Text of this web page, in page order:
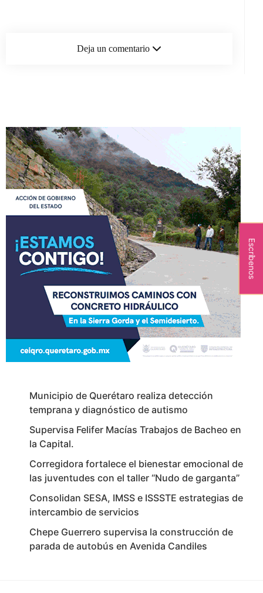
Deja un comentario
Municipio de Querétaro realiza detección
temprana y diagnóstico de autismo
Supervisa Felifer Macías Trabajos de Bacheo en
la Capital.
Corregidora fortalece el bienestar emocional de
las juventudes con el taller ‘‘Nudo de garganta’’
Consolidan SESA, IMSS e ISSSTE estrategias de
intercambio de servicios
Chepe Guerrero supervisa la construcción de
parada de autobús en Avenida Candiles
Escríbenos